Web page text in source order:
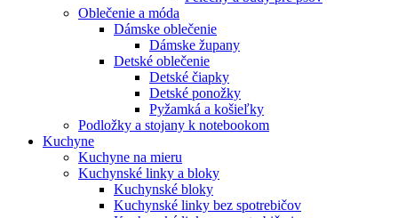
Oblečenie a móda
Dámske oblečenie
Dámske župany
Detské oblečenie
Detské čiapky
Detské ponožky
Pyžamká a košieľky
Podložky a stojany k notebookom
Kuchyne
Kuchyne na mieru
Kuchynské linky a bloky
Kuchynské bloky
Kuchynské linky bez spotrebičov